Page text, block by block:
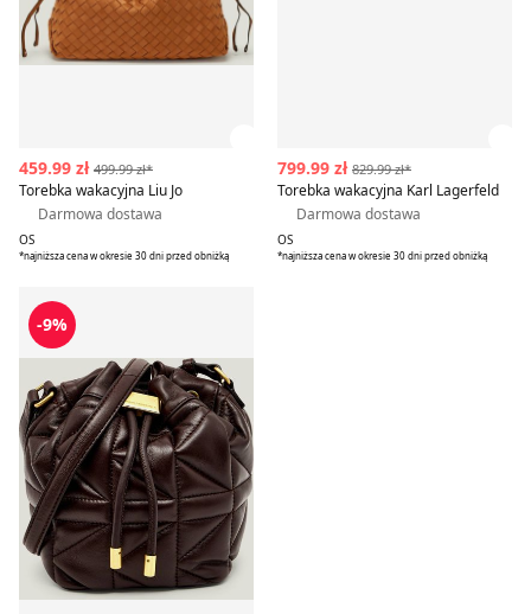
459.99 zł 499.99 zł*
Torebka wakacyjna Liu Jo
Darmowa dostawa
OS
*najniższa cena w okresie 30 dni przed obniżką
799.99 zł 829.99 zł*
Torebka wakacyjna Karl Lagerfeld
Darmowa dostawa
OS
*najniższa cena w okresie 30 dni przed obniżką
Torebka wakacyjna Karl Lagerfeld
-9%